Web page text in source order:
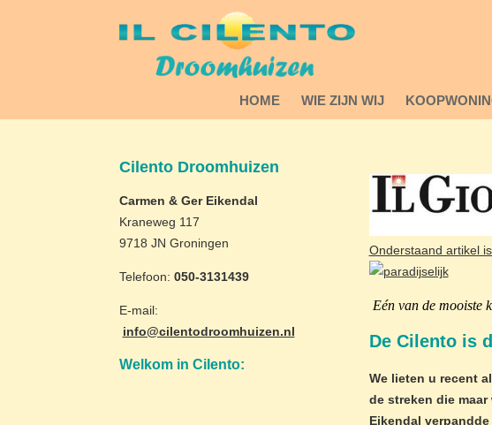
HOME WIE ZIJN WIJ
Cilento Droomhuizen
Carmen & Ger Eikendal
Kraneweg 117
9718 JN Groningen
Telefoon: 050-3131439
E-mail:
info@cilentodroomhuizen.nl
Welkom in Cilento:
Onderstaand artikel
Eén van de mooiste
De Cilento is
We lieten u recent
de streken die
Eikendal